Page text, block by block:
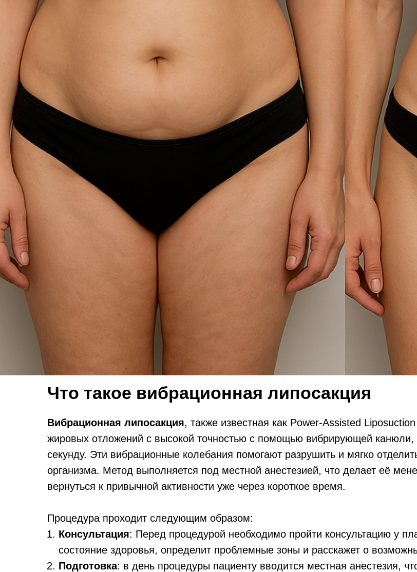
Что такое вибрационная липосакция
Вибрационная липосакция, также известная как Power-Assisted
жировых отложений с высокой точностью с помощью вибрирующей
секунду. Эти вибрационные колебания помогают разрушить и мягко
организма. Метод выполняется под местной анестезией, что делает её
вернуться к привычной активности уже через короткое время.
Процедура проходит следующим образом:
Консультация: Перед процедурой необходимо пройти консультацию у
состояние здоровья, определит проблемные зоны и расскажет о
Подготовка: в день процедуры пациенту вводится местная анестезия,